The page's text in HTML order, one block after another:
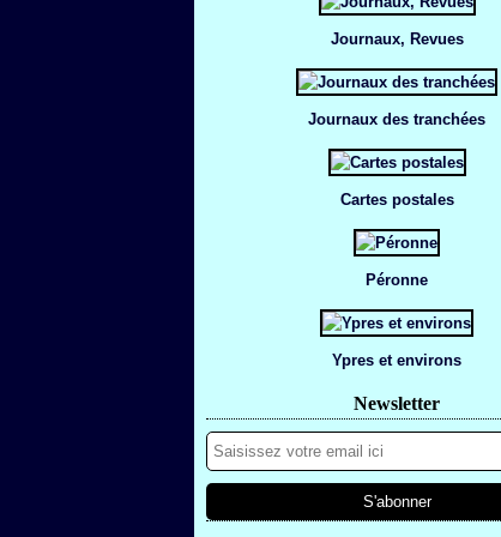
Journaux, Revues
Journaux des tranchées
Cartes postales
Péronne
Ypres et environs
Newsletter